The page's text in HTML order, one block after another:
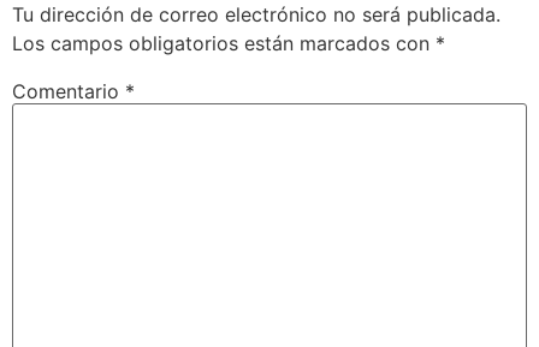
Tu dirección de correo electrónico no será publicada.
Los campos obligatorios están marcados con *
Comentario *